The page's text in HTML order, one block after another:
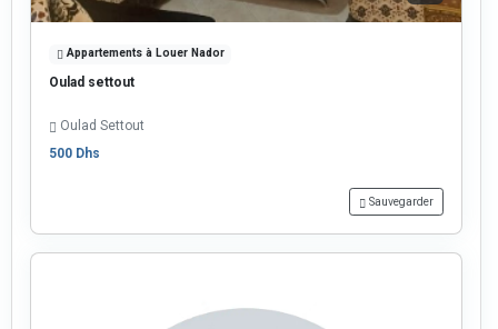
Appartements à Louer Nador
Oulad settout
Oulad Settout
500 Dhs
Sauvegarder